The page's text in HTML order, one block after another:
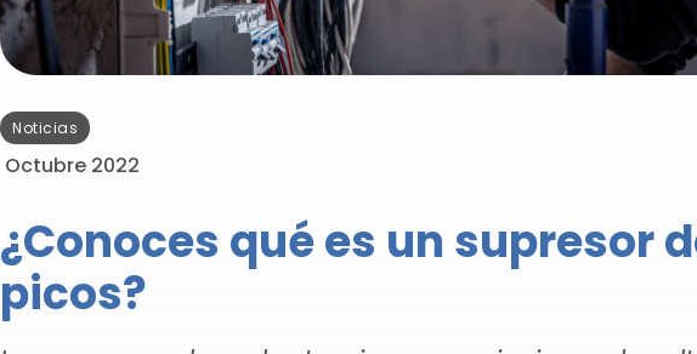
Noticias
Octubre 2022
¿Conoces qué es un supresor
picos?